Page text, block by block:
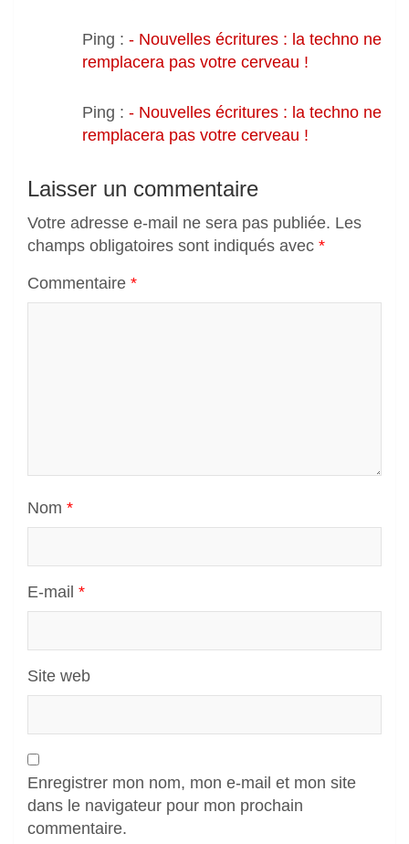
Ping : - Nouvelles écritures : la techno ne
remplacera pas votre cerveau !
Ping : - Nouvelles écritures : la techno ne
remplacera pas votre cerveau !
Laisser un commentaire
Votre adresse e-mail ne sera pas publiée. Les
champs obligatoires sont indiqués avec *
Commentaire *
Nom *
E-mail *
Site web
Enregistrer mon nom, mon e-mail et mon site
dans le navigateur pour mon prochain
commentaire.